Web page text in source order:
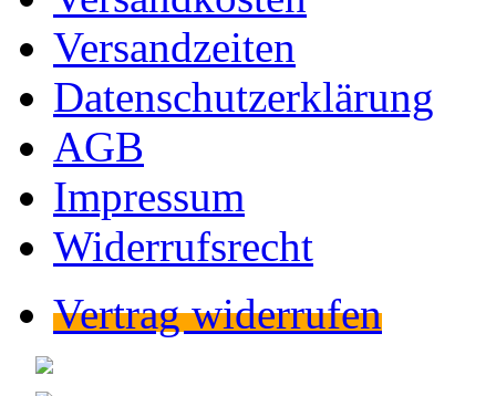
Versandzeiten
Datenschutzerklärung
AGB
Impressum
Widerrufsrecht
Vertrag widerrufen